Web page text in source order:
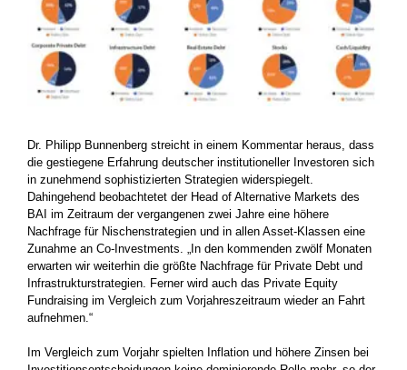
Dr. Philipp Bunnenberg streicht in einem Kommentar heraus, dass
die gestiegene Erfahrung deutscher institutioneller Investoren sich
in zunehmend sophistizierten Strategien widerspiegelt.
Dahingehend beobachtetet der Head of Alternative Markets des
BAI im Zeitraum der vergangenen zwei Jahre eine höhere
Nachfrage für Nischenstrategien und in allen Asset-Klassen eine
Zunahme an Co-Investments. „In den kommenden zwölf Monaten
erwarten wir weiterhin die größte Nachfrage für Private Debt und
Infrastrukturstrategien. Ferner wird auch das Private Equity
Fundraising im Vergleich zum Vorjahreszeitraum wieder an Fahrt
aufnehmen.“
Im Vergleich zum Vorjahr spielten Inflation und höhere Zinsen bei